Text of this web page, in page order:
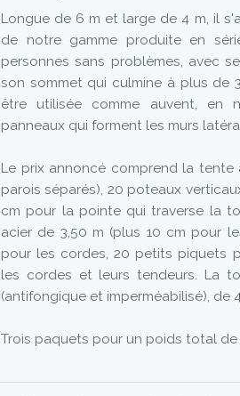
Longue de 6 m et large de 4 m, il
de notre gamme produite en
personnes sans problèmes, avec
son sommet qui culmine à plus de
être utilisée comme auvent, en
panneaux qui forment les murs
Le prix annoncé comprend la
parois séparés), 20 poteaux
cm pour la pointe qui traverse la
acier de 3,50 m (plus 10 cm pour
pour les cordes, 20 petits piquets
les cordes et leurs tendeurs. La
(antifongique et imperméabilisé), de
Trois paquets pour un poids total de